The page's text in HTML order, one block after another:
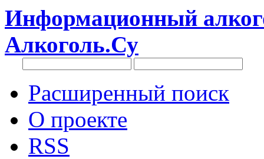
Информационный
Алкоголь.Су
Расширенный поиск
О проекте
RSS